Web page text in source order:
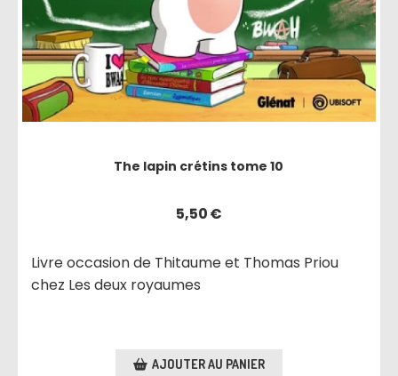
The lapin crétins tome 10
5,50€
Livre occasion de Thitaume et Thomas Priou
chez Les deux royaumes
AJOUTER AU PANIER